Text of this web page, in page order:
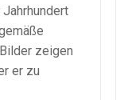
zeigen
er zu